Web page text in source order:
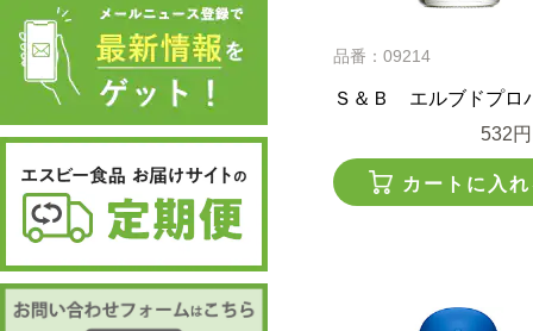
品番：09214
Ｓ＆Ｂ エルブドプロ
532円
カートに入